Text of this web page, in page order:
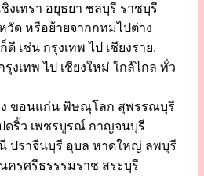
เทรา อยุธยา ชลบุรี ราชบุรี
วัด หรือย้ายจากกทมไปต่าง
เช่น กรุงเทพ ไป เชียงราย,
รุงเทพ ไป เชียงใหม่ ใกล้ไกล ทั่ว
ขอนแก่น พิษณุโลก สุพรรณบุรี
ดริ้ว เพชรบูรณ์ กาญจนบุรี
ปราจีนบุรี อุบล หาดใหญ่ ลพบุรี
ครศรีธรรรมราช สระบุรี